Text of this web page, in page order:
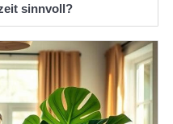
sinnvoll?